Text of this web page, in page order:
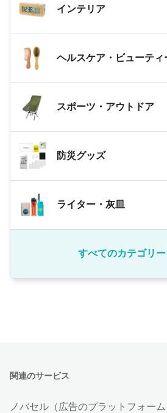
インテリア
ヘルスケア・ビューティ
スポーツ・アウトドア
防災グッズ
ライター・灰皿
すべてのカテゴリ
関連のサービス
ノバセル（広告のプラットフォーム